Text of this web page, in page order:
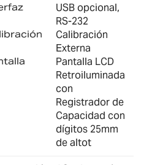
USB opcional,
RS-232
Calibración
Externa
Pantalla LCD
Retroiluminada
con
Registrador de
Capacidad con
dígitos 25mm
de altot